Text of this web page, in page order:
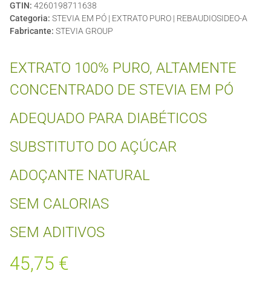
GTIN: 4260198711638
Categoria: STEVIA EM PÓ | EXTRATO PURO | REBAUDIOSIDEO-A
Fabricante: STEVIA GROUP
EXTRATO 100% PURO, ALTAMENTE
CONCENTRADO DE STEVIA EM PÓ
ADEQUADO PARA DIABÉTICOS
SUBSTITUTO DO AÇÚCAR
ADOÇANTE NATURAL
SEM CALORIAS
SEM ADITIVOS
45,75 €